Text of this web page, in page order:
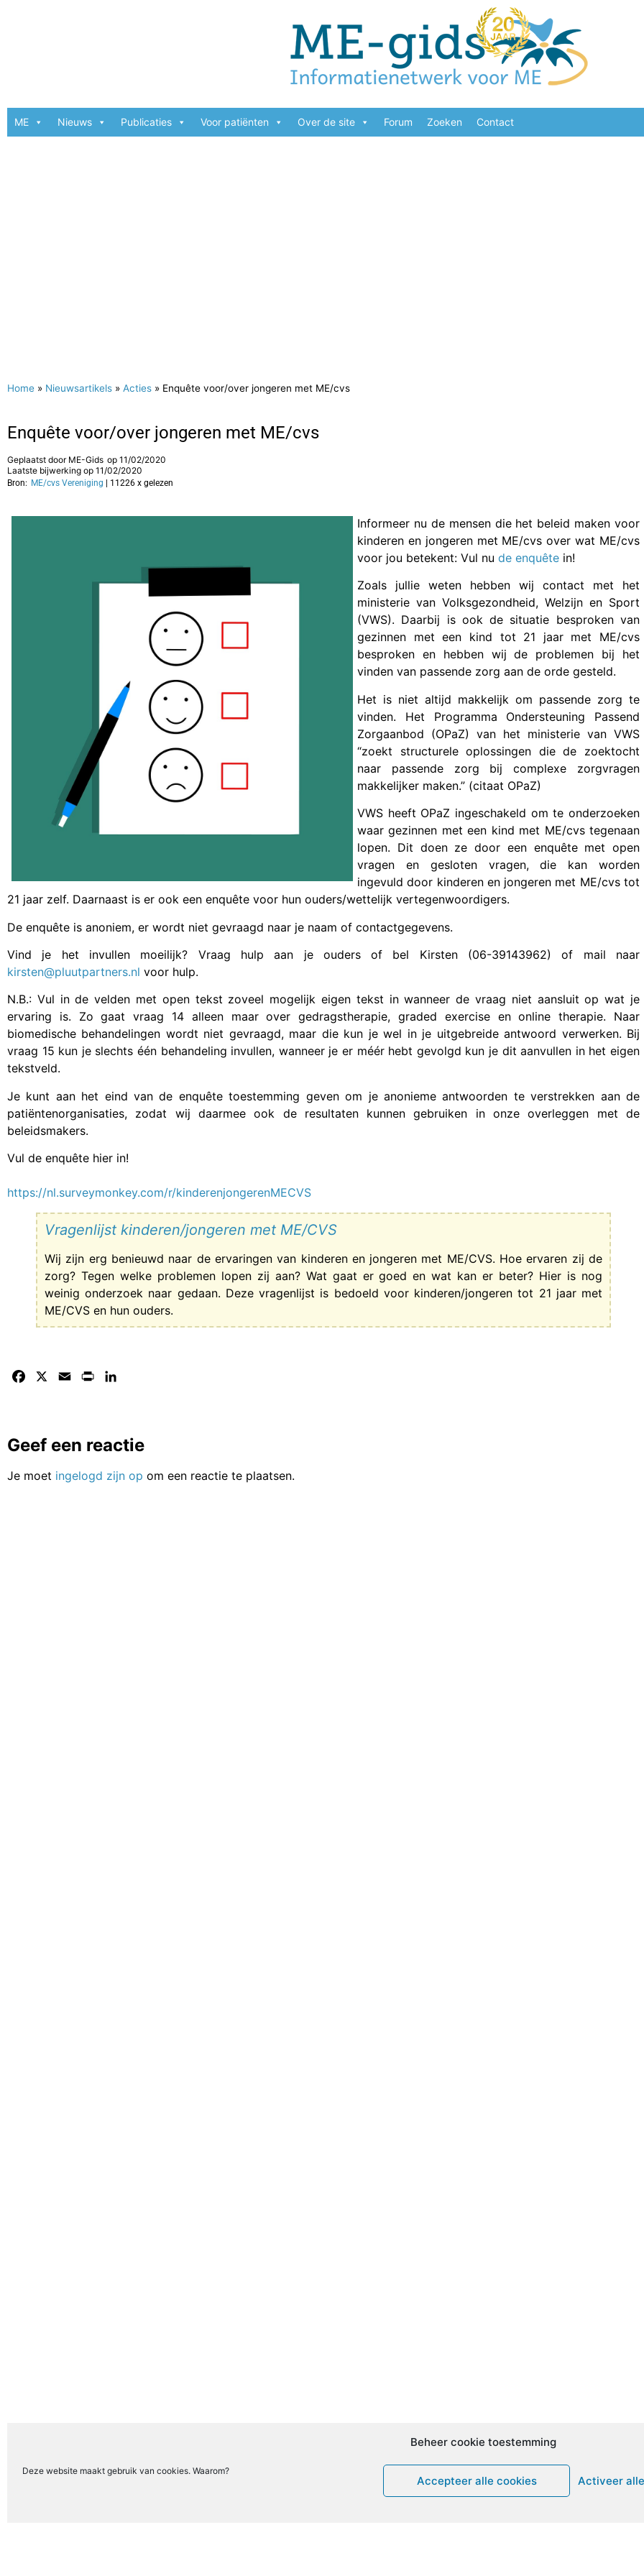
Beheer cookie toestemming
Deze website maakt gebruik van cookies. Waarom?
Accepteer alle cookies Activeer
ME Nieuws Publicaties Voor patiënten Over de site Forum Zoeken Contact
Home » Nieuwsartikels » Acties » Enquête voor/over jongeren met ME/cvs
Enquête voor/over jongeren met ME/cvs
Geplaatst door ME-Gids op 11/02/2020
Laatste bijwerking op 11/02/2020
Bron: ME/cvs Vereniging | 11226 x gelezen
Informeer nu de mensen die het beleid maken voor
kinderen en jongeren met ME/cvs over wat ME/cvs
voor jou betekent: Vul nu de enquête in!
Zoals jullie weten hebben wij contact met het
ministerie van Volksgezondheid, Welzijn en Sport
(VWS). Daarbij is ook de situatie besproken van
gezinnen met een kind tot 21 jaar met ME/cvs
besproken en hebben wij de problemen bij het
vinden van passende zorg aan de orde gesteld.
Het is niet altijd makkelijk om passende zorg te
vinden. Het Programma Ondersteuning Passend
Zorgaanbod (OPaZ) van het ministerie van VWS
“zoekt structurele oplossingen die de zoektocht
naar passende zorg bij complexe zorgvragen
makkelijker maken.” (citaat OPaZ)
VWS heeft OPaZ ingeschakeld om te onderzoeken
waar gezinnen met een kind met ME/cvs tegenaan
lopen. Dit doen ze door een enquête met open
vragen en gesloten vragen, die kan worden
ingevuld door kinderen en jongeren met ME/cvs tot
21 jaar zelf. Daarnaast is er ook een enquête voor hun ouders/wettelijk vertegenwoordigers.
De enquête is anoniem, er wordt niet gevraagd naar je naam of contactgegevens.
Vind je het invullen moeilijk? Vraag hulp aan je ouders of bel Kirsten (06-39143962) of mail naar
kirsten@pluutpartners.nl voor hulp.
N.B.: Vul in de velden met open tekst zoveel mogelijk eigen tekst in wanneer de vraag niet aansluit op wat je
ervaring is. Zo gaat vraag 14 alleen maar over gedragstherapie, graded exercise en online therapie. Naar
biomedische behandelingen wordt niet gevraagd, maar die kun je wel in je uitgebreide antwoord verwerken. Bij
vraag 15 kun je slechts één behandeling invullen, wanneer je er méér hebt gevolgd kun je dit aanvullen in het eigen
tekstveld.
Je kunt aan het eind van de enquête toestemming geven om je anonieme antwoorden te verstrekken aan de
patiëntenorganisaties, zodat wij daarmee ook de resultaten kunnen gebruiken in onze overleggen met de
beleidsmakers.
Vul de enquête hier in!
https://nl.surveymonkey.com/r/kinderenjongerenMECVS
Vragenlijst kinderen/jongeren met ME/CVS
Wij zijn erg benieuwd naar de ervaringen van kinderen en jongeren met ME/CVS. Hoe ervaren zij de
zorg? Tegen welke problemen lopen zij aan? Wat gaat er goed en wat kan er beter? Hier is nog
weinig onderzoek naar gedaan. Deze vragenlijst is bedoeld voor kinderen/jongeren tot 21 jaar met
ME/CVS en hun ouders.
Facebook Email Print
Geef een reactie
Je moet ingelogd zijn op om een reactie te plaatsen.